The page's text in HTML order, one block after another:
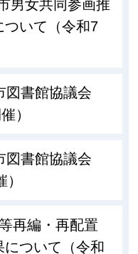
男女共同参画推
ついて（令和7
図書館協議会
）
図書館協議会
再編・再配置
ついて（令和